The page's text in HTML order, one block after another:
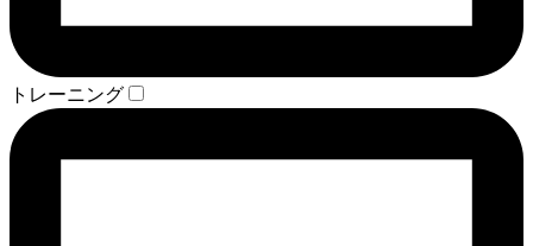
トレーニング